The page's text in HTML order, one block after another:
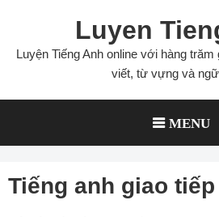
content
Luyen
Luyện Tiếng Anh online với hàng
viết, từ vựng và
MENU
Tiếng anh giao